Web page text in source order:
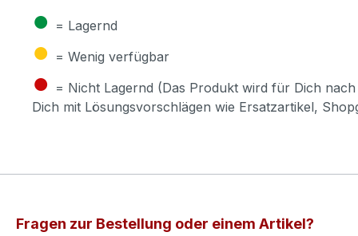
● = Lagernd
● = Wenig verfügbar
● = Nicht Lagernd (Das Produkt wird für Dich
Dich mit Lösungsvorschlägen wie Ersatzartikel,
Fragen zur Bestellung oder einem Artikel?